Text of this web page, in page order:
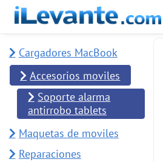
Cargadores MacBook
Accesorios moviles
Soporte alarma
antirrobo tablets
Maquetas de moviles
Reparaciones